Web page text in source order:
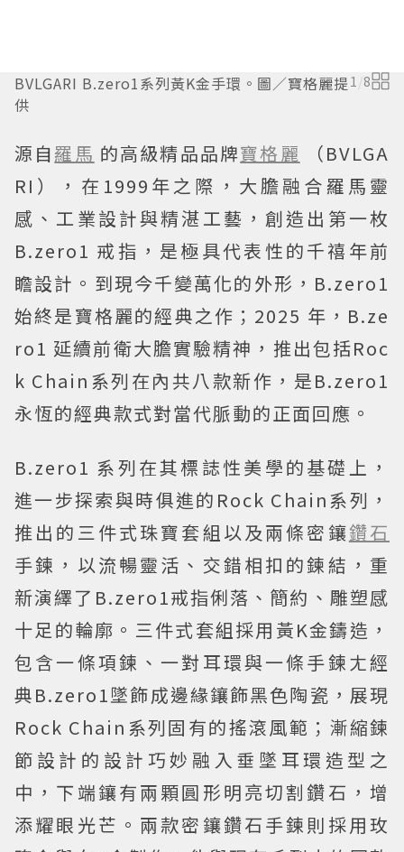
BVLGARI B.zero1系列黃K金手環。圖／寶格麗提
供
1/8
源自羅馬 的高級精品品牌寶格麗
（BVLGA
RI），在1999年之際，大膽融合羅馬靈
感、工業設計與精湛工藝，創造出第一枚
B.zero1 戒指，是極具代表性的千禧年前
瞻設計。到現今千變萬化的外形，B.zero1
始終是寶格麗的經典之作；2025 年，B.ze
ro1 延續前衛大膽實驗精神，推出包括Roc
k Chain系列在內共八款新作，是B.zero1
永恆的經典款式對當代脈動的正面回應。
B.zero1 系列在其標誌性美學的基礎上，
進一步探索與時俱進的Rock Chain系列，
推出的三件式珠寶套組以及兩條密鑲鑽石
手鍊，以流暢靈活、交錯相扣的鍊結，重
新演繹了B.zero1戒指俐落、簡約、雕塑感
十足的輪廓。三件式套組採用黃K金鑄造，
包含一條項鍊、一對耳環與一條手鍊ㄤ經
典B.zero1墜飾成邊緣鑲飾黑色陶瓷，展現
Rock Chain系列固有的搖滾風範；漸縮鍊
節設計的設計巧妙融入垂墜耳環造型之
中，下端鑲有兩顆圓形明亮切割鑽石，增
添耀眼光芒。兩款密鑲鑽石手鍊則採用玫